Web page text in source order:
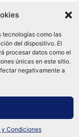
tecnologías como las
del dispositivo. El
procesar datos como el
únicas en este sitio.
negativamente a
y Condiciones
y operada bajo las